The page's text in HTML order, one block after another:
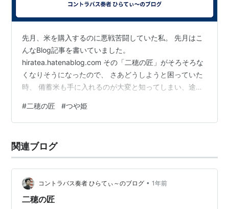
先月、米を購入するのに悪戦苦闘していた私。 先月はこ
んなBlog記事を書いていました。
hiratea.hatenablog.com その「二穂の匠」がそろそろな
くなりそうになったので、 さあどうしようと困っていた
時、 備蓄米も手に入れるのが大変と知ってしまい、途方
い出したのでした。 よし、そのポイントを利用して、お
米を確保することに成功しました。 使ったポイントは1万
米、 山形の「つや姫」7㎏でした。 www.tuyahime.jp 当
たり前ですが、甘くて美味しい！ これで、来月末までは
#二穂の匠 #つや姫
関連ブログ
コントラバス奏者 ひらてぃ～のブログ • 1年前
二穂の匠